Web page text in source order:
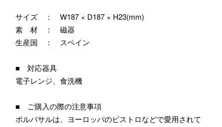
サイズ ： W187 × D187 × H23(mm)
素 材 ： 磁器
生産国 ： スペイン
■ 対応器具
電子レンジ、食洗機
■ ご購入の際の注意事項
ポルバサルは、ヨーロッパのビストロなどで愛用されて